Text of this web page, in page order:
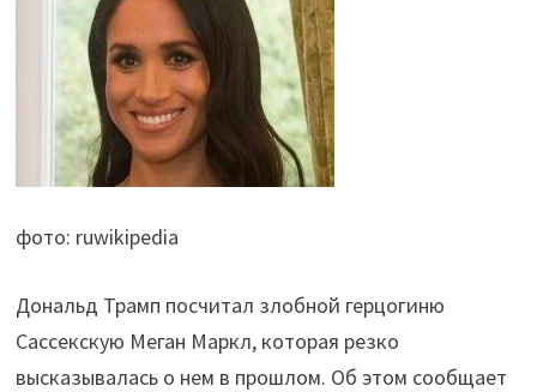
фото: ruwikipedia
Дональд Трамп посчитал злобной герцогиню
Сассекскую Меган Маркл, которая резко
высказывалась о нем в прошлом. Об этом сообщает